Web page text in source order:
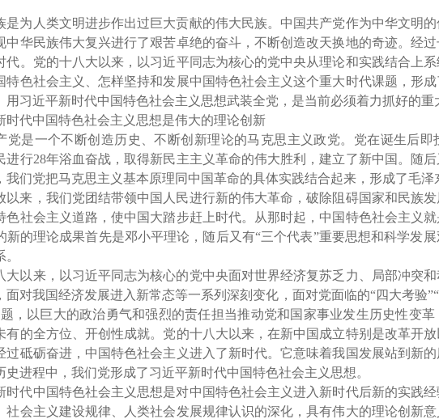
是为人类文明进步作出过巨大贡献的伟大民族。中国共产党作为中华文明
中华民族伟大复兴进行了艰苦卓绝的奋斗，不断创造改天换地的奇迹。经
代。党的十八大以来，以习近平同志为核心的党中央从理论和实践结合上
特色社会主义、怎样坚持和发展中国特色社会主义这个重大时代课题，形
用习近平新时代中国特色社会主义思想武装全党，是当前必须着力抓好的重
时代中国特色社会主义思想是伟大的理论创新
党是一个不断创造历史、不断创新理论的马克思主义政党。党在诞生后
进行28年浴血奋战，取得新民主主义革命的伟大胜利，建立了新中国。随
我们党把马克思主义基本原理同中国革命的具体实践结合起来，形成了毛泽
以来，我们党团结带领中国人民进行新的伟大革命，破除阻碍国家和民族发
色社会主义道路，使中国大踏步赶上时代。从那时起，中国特色社会主义
新的理论成果首先是邓小平理论，随后又有“三个代表”重要思想和科学发
大以来，以习近平同志为核心的党中央面对世界经济复苏乏力、局部冲突
面对我国经济发展进入新常态等一系列深刻变化，面对党面临的“四大考验
，以巨大的政治勇气和强烈的责任担当推动党和国家事业发生历史性变
有的全方位、开创性成就。党的十八大以来，在新中国成立特别是改革开
过砥砺奋进，中国特色社会主义进入了新时代。它意味着我国发展站到新
史进程中，我们党形成了习近平新时代中国特色社会主义思想。
时代中国特色社会主义思想是对中国特色社会主义进入新时代后新的实践
社会主义建设规律、人类社会发展规律认识的深化，具有伟大的理论创新